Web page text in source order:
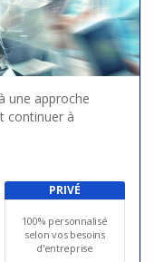
une approche
continuer à
PRIVÉ
100% personnalisé
selon vos besoins
d'entreprise